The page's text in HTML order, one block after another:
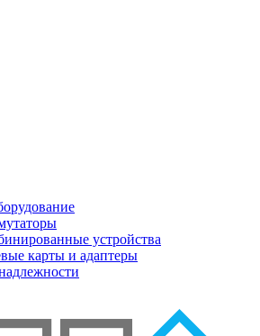
устройства
карты и адаптеры